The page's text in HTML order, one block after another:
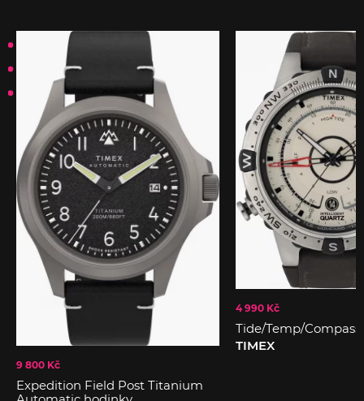
9 800 Kč
Expedition Field Post Titanium
4 990 Kč
Tide/Temp/
TIMEX